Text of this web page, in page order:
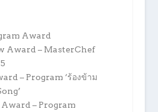
Award
Award – MasterChef
– Program ‘ร้องข้าม
Award – Program